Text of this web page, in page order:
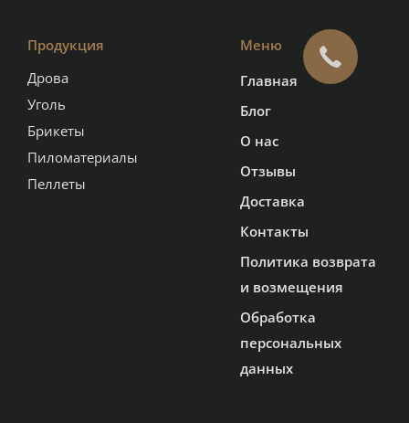
Продукция
Дрова
Уголь
Брикеты
Пиломатериалы
Пеллеты
Меню
Главная
Блог
О нас
Отзывы
Доставка
Контакты
Политика возврата
и возмещения
Обработка
персональных
данных